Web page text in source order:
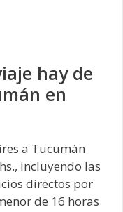
hay de
en
a Tucumán
incluyendo las
directos por
de 16 horas